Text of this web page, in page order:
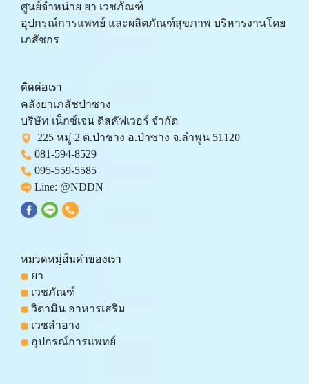
ศูนย์จำหน่าย ยา เวชภัณฑ์
﻿อุปกรณ์การแพทย์ และผลิตภัณฑ์สุขภาพ บริหารงานโดย
เภสัชกร
ติดต่อเรา
คลังยาเภสัชป่าซาง
บริษัท เน็กซ์เจน ดิสคัฟเวอร์ จำกัด
225 หมู่ 2 ต.ป่าซาง อ.ป่าซาง จ.ลำพูน 51120
081-594-8529
095-559-5585
Line: @NDDN
หมวดหมู่สินค้าของเรา
ยา
เวชภัณฑ์
วิตามิน อาหารเสริม
เวชสำอาง
อุปกรณ์การแพทย์